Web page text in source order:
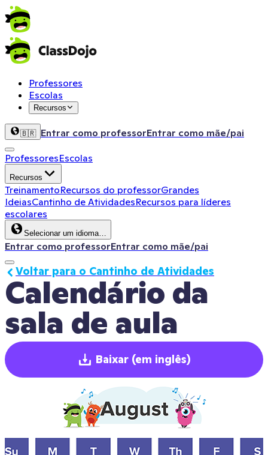
Professores
Escolas
Recursos
🇧🇷 Entrar como professorEntrar como mãe/pai
ProfessoresEscolas
Recursos
TreinamentoRecursos do professorGrandes
IdeiasCantinho de AtividadesRecursos para líderes
escolares
Selecionar um idioma…
Entrar como professorEntrar como mãe/pai
Calendário da
sala de aula
Voltar para o Cantinho de Atividades
Baixar (em inglês)